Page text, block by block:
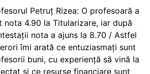
Petruț Rizea: O profesoară a
nota 4.90 la Titularizare, iar după
nota a ajuns la 8.70 / Astfel
îmi arată ce entuziasmați sunt
buni, cu experiență să vină la
și ce resurse financiare sunt